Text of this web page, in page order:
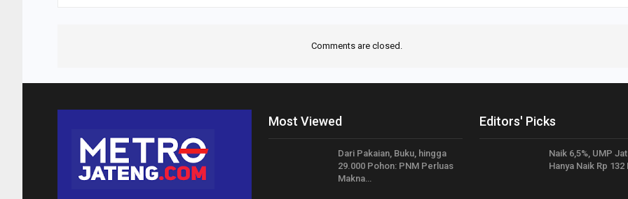
Comments are closed.
Most Viewed
Dari Pakaian, Buku, hingga
29.000 Pohon: PNM Perluas
Makna…
Editors' Picks
Naik 6,5%, UMP
Hanya Naik Rp 132